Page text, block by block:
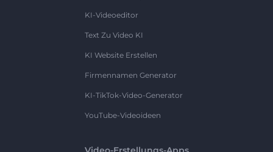
KI-Videoeditor
Text Zu Video KI
KI Website Erstellen
Firmennamen Generator
KI-TikTok-Video-Generator
YouTube-Videoideen